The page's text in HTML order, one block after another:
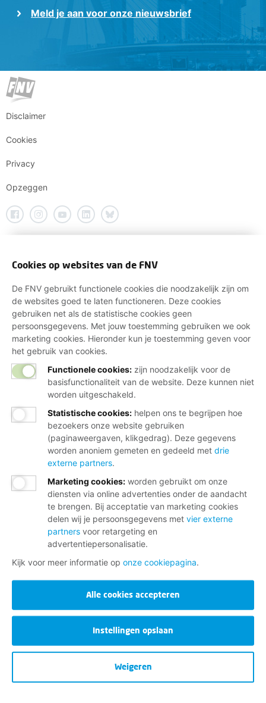
Meld je aan voor onze nieuwsbrief
Disclaimer
Cookies
Privacy
Opzeggen
Cookies op websites van de FNV
De FNV gebruikt functionele cookies die noodzakelijk zijn om
de websites goed te laten functioneren. Deze cookies
gebruiken net als de statistische cookies geen
persoonsgegevens. Met jouw toestemming gebruiken we ook
marketing cookies. Hieronder kun je toestemming geven voor
het gebruik van cookies.
Functionele cookies: zijn noodzakelijk voor de
basisfunctionaliteit van de website. Deze kunnen niet
worden uitgeschakeld.
Statistische cookies: helpen ons te begrijpen hoe
bezoekers onze website gebruiken
(paginaweergaven, klikgedrag). Deze gegevens
worden anoniem gemeten en gedeeld met drie
externe partners.
Marketing cookies: worden gebruikt om onze
diensten via online advertenties onder de aandacht
te brengen. Bij acceptatie van marketing cookies
delen wij je persoonsgegevens met vier externe
partners voor retargeting en
advertentiepersonalisatie.
Kijk voor meer informatie op onze cookiepagina.
Alle cookies accepteren
Instellingen opslaan
Weigeren